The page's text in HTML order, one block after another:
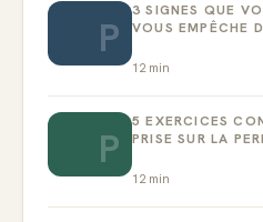
P
3 SIGNES QUE
VOUS EMPÊCHE
12min
P
5 EXERCICES
PRISE SUR LA
12min